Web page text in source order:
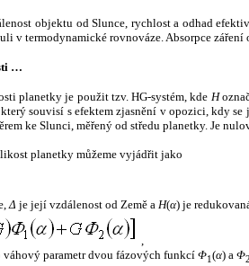
objektu od Slunce, rychlost a odhad
v termodynamické rovnováze. Absorpce
…
planetky je použit tzv. HG-systém, kde H
souvisí s efektem zjasnění v opozici, kdy
ke Slunci, měřený od středu planetky. Je
planetky můžeme vyjádřit jako
Δ je její vzdálenost od Země a H(α) je
,
parametr dvou fázových funkcí Φ1(α) a Φ2